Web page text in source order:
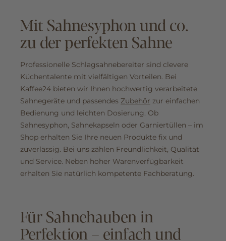
Mit Sahnesyphon und co.
zu der perfekten Sahne
Professionelle Schlagsahnebereiter sind clevere
Küchentalente mit vielfältigen Vorteilen. Bei
Kaffee24 bieten wir Ihnen hochwertig verarbeitete
Sahnegeräte und passendes Zubehör zur einfachen
Bedienung und leichten Dosierung. Ob
Sahnesyphon, Sahnekapseln oder Garniertüllen – im
Shop erhalten Sie Ihre neuen Produkte fix und
zuverlässig. Bei uns zählen Freundlichkeit, Qualität
und Service. Neben hoher Warenverfügbarkeit
erhalten Sie natürlich kompetente Fachberatung.
Für Sahnehauben in
Perfektion – einfach und